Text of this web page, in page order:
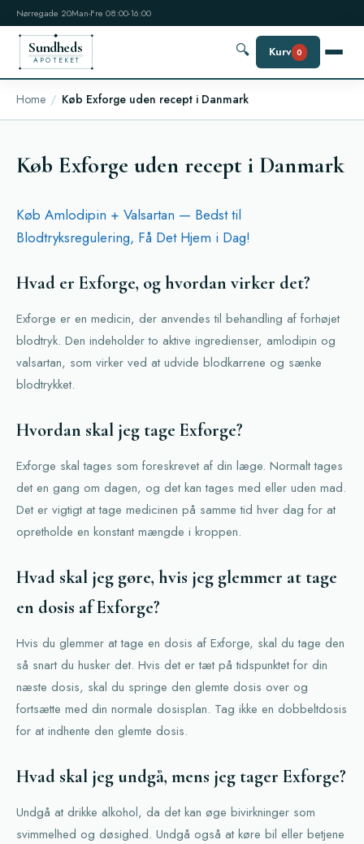
Nørregade 20Man-Fre 08:00-16:00
Sundheds
APOTEKET
🔍 Kurv 0
Home Køb Exforge uden recept i Danmark
Køb Exforge uden recept i Danmark
Køb Amlodipin + Valsartan — Bedst til
Blodtryksregulering, Få Det Hjem i Dag!
Hvad er Exforge, og hvordan virker det?
Exforge er en medicin, der anvendes til behandling af forhøjet
blodtryk. Den indeholder to aktive ingredienser, amlodipin og
valsartan, som virker ved at udvide blodkarrene og sænke
blodtrykket.
Hvordan skal jeg tage Exforge?
Exforge skal tages som foreskrevet af din læge. Normalt tages
det en gang om dagen, og det kan tages med eller uden mad.
Det er vigtigt at tage medicinen på samme tid hver dag for at
opretholde en konstant mængde i kroppen.
Hvad skal jeg gøre, hvis jeg glemmer at tage
en dosis af Exforge?
Hvis du glemmer at tage en dosis af Exforge, skal du tage den
så snart du husker det. Hvis det er tæt på tidspunktet for din
næste dosis, skal du springe den glemte dosis over og
fortsætte med din normale dosisplan. Tag ikke en dobbeltdosis
for at indhente den glemte dosis.
Hvad skal jeg undgå, mens jeg tager Exforge?
Undgå at drikke alkohol, da det kan øge bivirkninger som
svimmelhed og døsighed. Undgå også at køre bil eller betjene